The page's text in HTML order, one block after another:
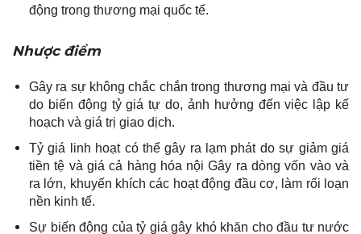
động trong thương mại quốc tế.
Nhược điểm
Gây ra sự không chắc chắn trong thương mại và đầu tư
do biến động tỷ giá tự do, ảnh hưởng đến việc lập kế
hoạch và giá trị giao dịch.
Tỷ giá linh hoạt có thể gây ra lạm phát do sự giảm giá
tiền tệ và giá cả hàng hóa nội Gây ra dòng vốn vào và
ra lớn, khuyến khích các hoạt động đầu cơ, làm rối loạn
nền kinh tế.
Sự biến động của tỷ giá gây khó khăn cho đầu tư nước